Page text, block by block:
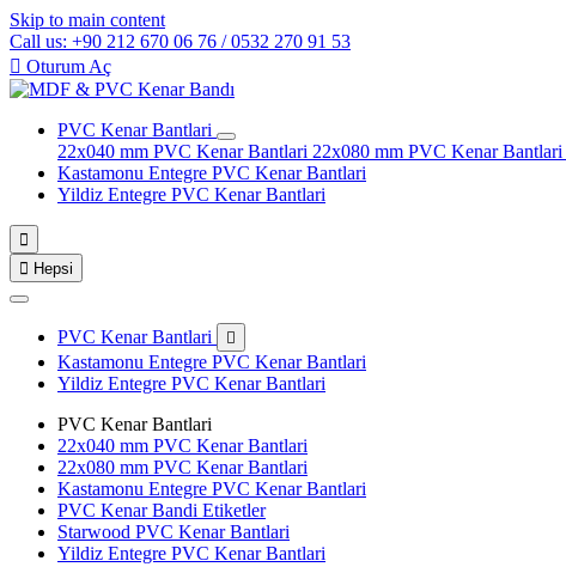
Skip to main content
Call us: +90 212 670 06 76 / 0532 270 91 53
 Oturum Aç
PVC Kenar Bantlari
22x040 mm PVC Kenar Bantlari 22x080 mm PVC Kenar Bantlari
Kastamonu Entegre PVC Kenar Bantlari
Yildiz Entegre PVC Kenar Bantlari

 Hepsi
PVC Kenar Bantlari 
Kastamonu Entegre PVC Kenar Bantlari
Yildiz Entegre PVC Kenar Bantlari
PVC Kenar Bantlari
22x040 mm PVC Kenar Bantlari
22x080 mm PVC Kenar Bantlari
Kastamonu Entegre PVC Kenar Bantlari
PVC Kenar Bandi Etiketler
Starwood PVC Kenar Bantlari
Yildiz Entegre PVC Kenar Bantlari